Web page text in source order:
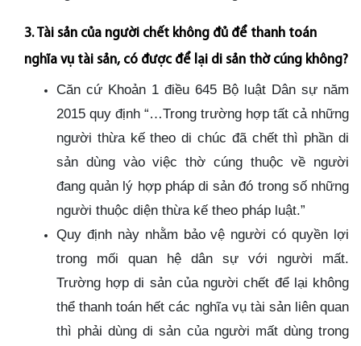
3. Tài sản của người chết không đủ để thanh toán
nghĩa vụ tài sản, có được để lại di sản thờ cúng không?
Căn cứ Khoản 1 điều 645 Bộ luật Dân sự năm
2015 quy định “…Trong trường hợp tất cả những
người thừa kế theo di chúc đã chết thì phần di
sản dùng vào việc thờ cúng thuộc về người
đang quản lý hợp pháp di sản đó trong số những
người thuộc diện thừa kế theo pháp luật.”
Quy định này nhằm bảo vệ người có quyền lợi
trong mối quan hệ dân sự với người mất.
Trường hợp di sản của người chết để lại không
thể thanh toán hết các nghĩa vụ tài sản liên quan
thì phải dùng di sản của người mất dùng trong